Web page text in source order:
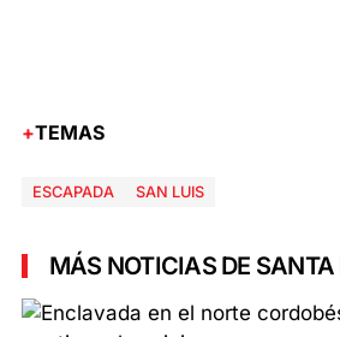
TEMAS
ESCAPADA SAN LUIS
MÁS NOTICIAS DE SANTA